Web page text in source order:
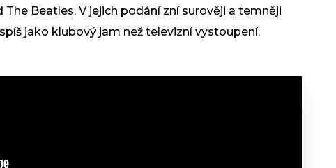
The Beatles. V jejich podání zní surověji a temněji
jako klubový jam než televizní vystoupení.